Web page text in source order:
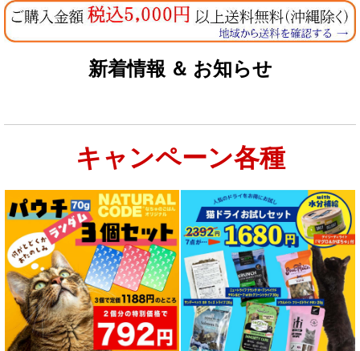
新着情報 ＆ お知らせ
キャンペーン各種